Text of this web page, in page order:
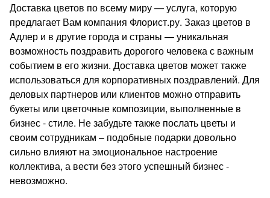
Доставка цветов по всему миру — услуга, которую
предлагает Вам компания Флорист.ру. Заказ цветов в
Адлер и в другие города и страны — уникальная
возможность поздравить дорогого человека с важным
событием в его жизни. Доставка цветов может также
использоваться для корпоративных поздравлений. Для
деловых партнеров или клиентов можно отправить
букеты или цветочные композиции, выполненные в
бизнес - стиле. Не забудьте также послать цветы и
своим сотрудникам – подобные подарки довольно
сильно влияют на эмоциональное настроение
коллектива, а вести без этого успешный бизнес -
невозможно.